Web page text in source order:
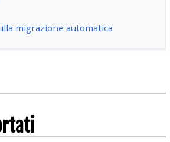
migrazione automatica